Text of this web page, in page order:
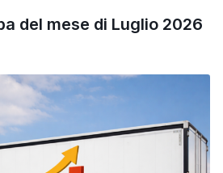
del mese di Luglio 2026